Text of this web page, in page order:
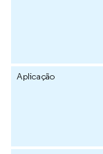
Aplicação